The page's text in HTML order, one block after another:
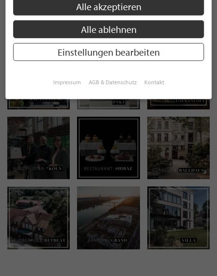
STILPUNKTE AUF
INSTAGRAM
Alle akzeptieren
Alle ablehnen
Einstellungen bearbeiten
Impressum AGB & Datenschutz Kontakt